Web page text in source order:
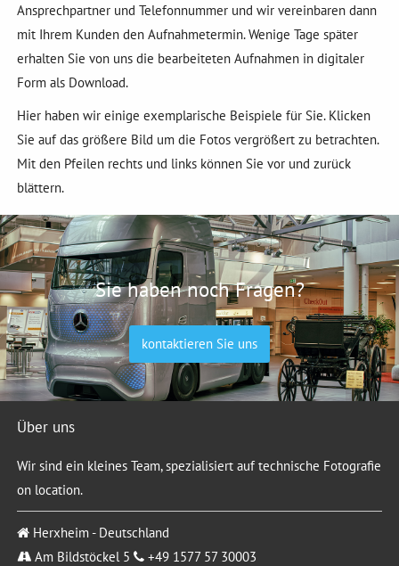
Ansprechpartner und Telefonnummer und wir vereinbaren dann
mit Ihrem Kunden den Aufnahmetermin. Wenige Tage später
erhalten Sie von uns die bearbeiteten Aufnahmen in digitaler
Form als Download.
Hier haben wir einige exemplarische Beispiele für Sie. Klicken
Sie auf das größere Bild um die Fotos vergrößert zu betrachten.
Mit den Pfeilen rechts und links können Sie vor und zurück
blättern.
Sie haben noch Fragen?
kontaktieren Sie uns
Über uns
Wir sind ein kleines Team, spezialisiert auf technische Fotografie
on location.
Herxheim - Deutschland
Am Bildstöckel 5
+49 1577 57 30003